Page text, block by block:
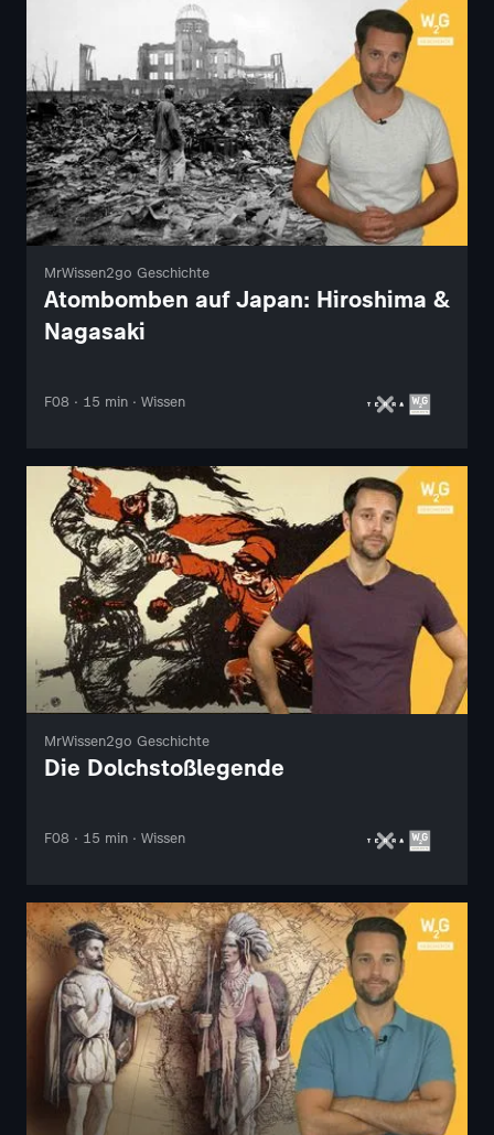
MrWissen2go Geschichte
Atombomben auf Japan: Hiroshima &
Nagasaki
F08 · 15 min · Wissen
MrWissen2go Geschichte
Die Dolchstoßlegende
F08 · 15 min · Wissen